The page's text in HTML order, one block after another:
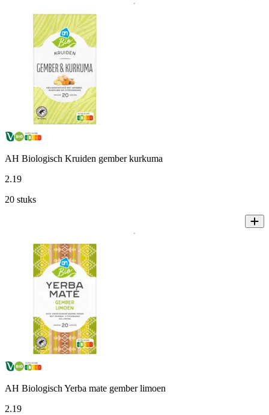
AH Biologisch Kruiden gember kurkuma
2.19
20 stuks
AH Biologisch Yerba mate gember limoen
2.19